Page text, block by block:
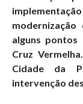
alguns pontos
Cruz
Cidade da
intervenção